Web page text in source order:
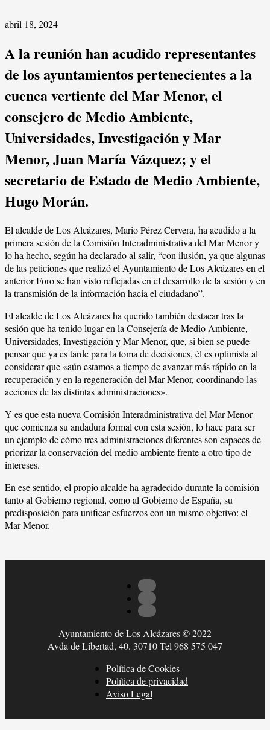
abril 18, 2024
A la reunión han acudido representantes
de los ayuntamientos pertenecientes a la
cuenca vertiente del Mar Menor, el
consejero de Medio Ambiente,
Universidades, Investigación y Mar
Menor, Juan María Vázquez; y el
secretario de Estado de Medio Ambiente,
Hugo Morán.
El alcalde de Los Alcázares, Mario Pérez Cervera, ha acudido a la
primera sesión de la Comisión Interadministrativa del Mar Menor y
lo ha hecho, según ha declarado al salir, “con ilusión, ya que algunas
de las peticiones que realizó el Ayuntamiento de Los Alcázares en el
anterior Foro se han visto reflejadas en el desarrollo de la sesión y en
la transmisión de la información hacia el ciudadano”.
El alcalde de Los Alcázares ha querido también destacar tras la
sesión que ha tenido lugar en la Consejería de Medio Ambiente,
Universidades, Investigación y Mar Menor, que, si bien se puede
pensar que ya es tarde para la toma de decisiones, él es optimista al
considerar que «aún estamos a tiempo de avanzar más rápido en la
recuperación y en la regeneración del Mar Menor, coordinando las
acciones de las distintas administraciones».
Y es que esta nueva Comisión Interadministrativa del Mar Menor
que comienza su andadura formal con esta sesión, lo hace para ser
un ejemplo de cómo tres administraciones diferentes son capaces de
priorizar la conservación del medio ambiente frente a otro tipo de
intereses.
En ese sentido, el propio alcalde ha agradecido durante la comisión
tanto al Gobierno regional, como al Gobierno de España, su
predisposición para unificar esfuerzos con un mismo objetivo: el
Mar Menor.
Ayuntamiento de Los Alcázares © 2022
Avda de Libertad, 40. 30710 Tel 968 575 047
Política de Cookies
Política de privacidad
Aviso Legal